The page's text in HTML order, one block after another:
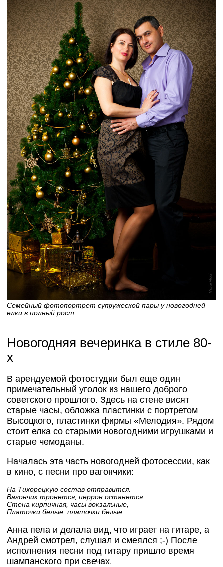
Семейный фотопортрет супружеской пары у новогодней
елки в полный рост
Новогодняя вечеринка в стиле 80-
х
В арендуемой фотостудии был еще один
примечательный уголок из нашего доброго
советского прошлого. Здесь на стене висят
старые часы, обложка пластинки с портретом
Высоцкого, пластинки фирмы «Мелодия». Рядом
стоит елка со старыми новогодними игрушками и
старые чемоданы.
Началась эта часть новогодней фотосессии, как
в кино, с песни про вагончики:
На Тихорецкую состав отправится.
Вагончик тронется, перрон останется.
Стена кирпичная, часы вокзальные,
Платочки белые, платочки белые...
Анна пела и делала вид, что играет на гитаре, а
Андрей смотрел, слушал и смеялся ;-) После
исполнения песни под гитару пришло время
шампанского при свечах.